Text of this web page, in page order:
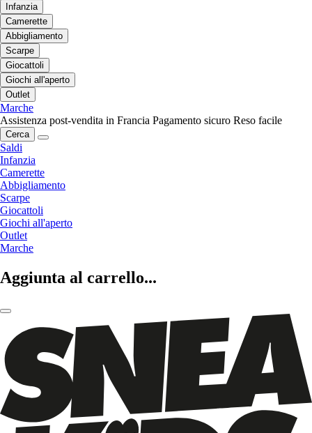
Infanzia
Camerette
Abbigliamento
Scarpe
Giocattoli
Giochi all'aperto
Outlet
Marche
Assistenza post-vendita in Francia Pagamento sicuro Reso facile
Cerca
Saldi
Infanzia
Camerette
Abbigliamento
Scarpe
Giocattoli
Giochi all'aperto
Outlet
Marche
Aggiunta al carrello...